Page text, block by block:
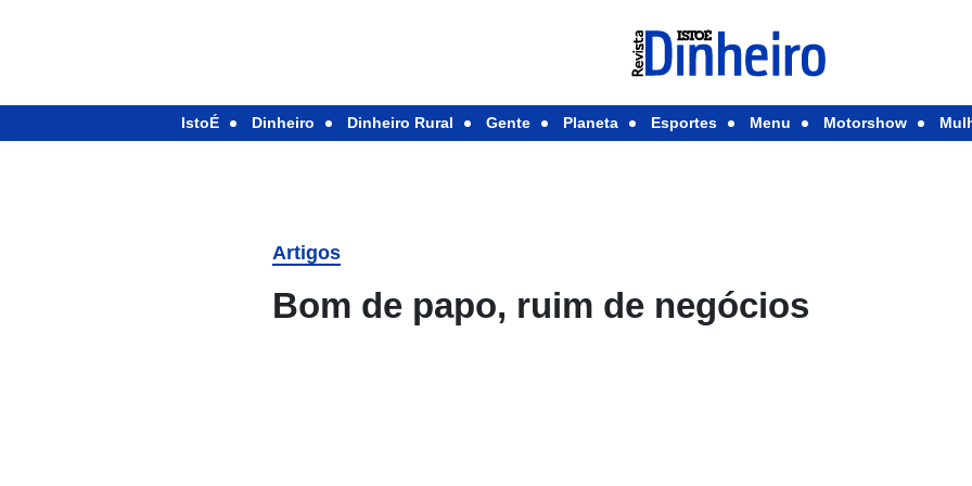
IstoÉ Dinheiro Dinheiro Rural Gente Planeta Esportes Menu Motorshow
Artigos
Bom de papo, ruim de negócios